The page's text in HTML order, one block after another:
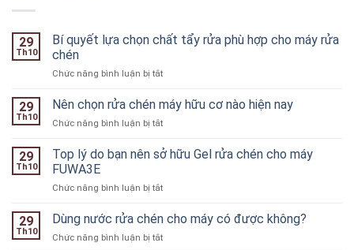
29
Th10
Bí quyết lựa chọn chất tẩy rửa phù hợp cho máy rửa
chén
Chức năng bình luận bị tắtở
quyết
chọn
tẩy
hợp
máy
rửa
29
Th10
Nên chọn rửa chén máy hữu cơ nào hiện nay
Chức năng bình luận bị tắtở
chọn
máy
cơ
hiện
29
Th10
Top lý do bạn nên sở hữu Gel rửa chén cho máy
FUWA3E
Chức năng bình luận bị tắtở
lý
bạn
29
Th10
Dùng nước rửa chén cho máy có được không?
Chức năng bình luận bị tắtở